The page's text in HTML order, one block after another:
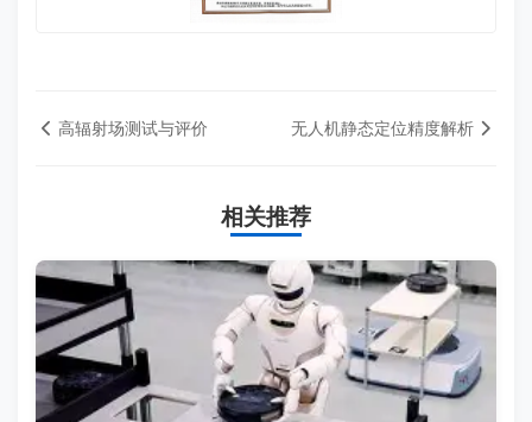
高辐射场测试与评价 无人机静态定位精度解析
相关推荐